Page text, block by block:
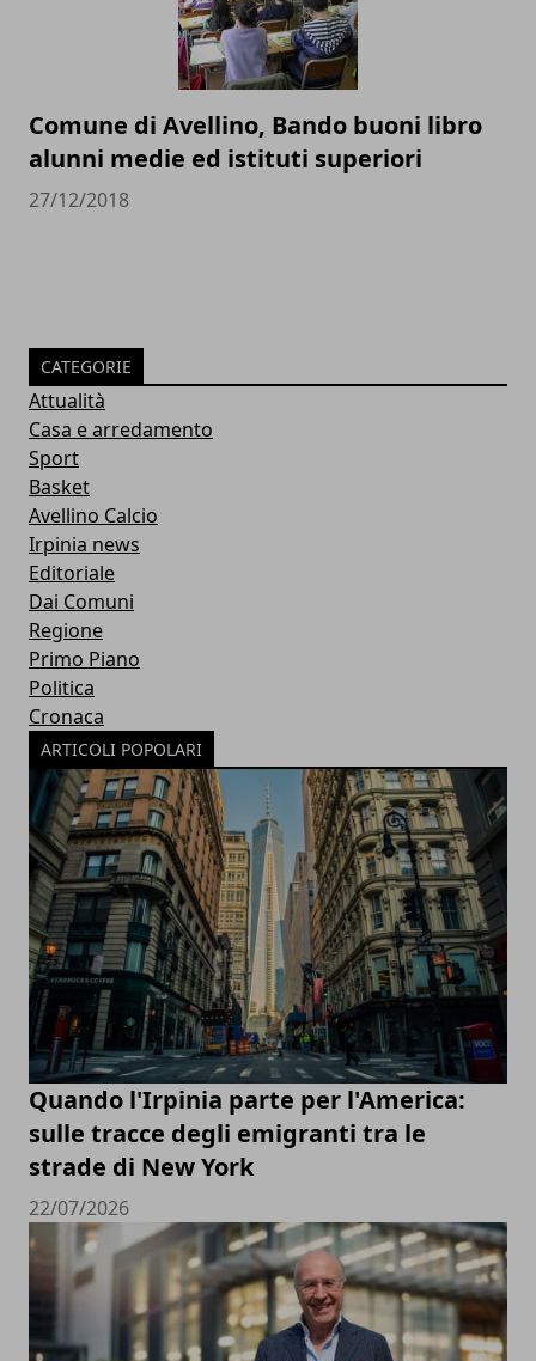
Comune di Avellino, Bando buoni libro
alunni medie ed istituti superiori
27/12/2018
CATEGORIE
Attualità
Casa e arredamento
Sport
Basket
Avellino Calcio
Irpinia news
Editoriale
Dai Comuni
Regione
Primo Piano
Politica
Cronaca
ARTICOLI POPOLARI
Quando l'Irpinia parte per l'America:
sulle tracce degli emigranti tra le
strade di New York
22/07/2026